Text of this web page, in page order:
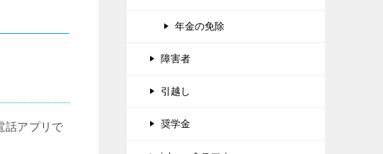
話アプリで
年金の免除
障害者
引越し
奨学金